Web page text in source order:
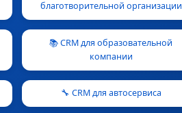
благотворительной организации
📚 CRM для образовательной
компании
🔧 CRM для автосервиса